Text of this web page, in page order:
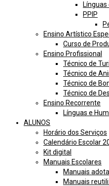
PPIP
Ensino Artístico
Curso de
Ensino Profissional
Técnico de
Técnico de
Técnico de
Técnico de
Ensino Recorrente
Línguas e
ALUNOS
Horário dos Serviços
Calendário Escolar
Kit digital
Manuais Escolares
Manuais
Manuais